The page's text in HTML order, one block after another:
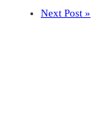
Next Post »